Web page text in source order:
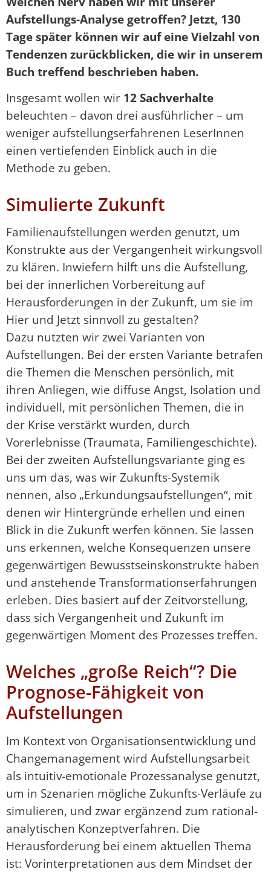
Aufstellungs-Analyse getroffen? Jetzt, 130
Tage später können wir auf eine Vielzahl von
Tendenzen zurückblicken, die wir in unserem
Buch treffend beschrieben haben.
Insgesamt wollen wir 12 Sachverhalte
beleuchten – davon drei ausführlicher – um
weniger aufstellungserfahrenen LeserInnen
einen vertiefenden Einblick auch in die
Methode zu geben.
Simulierte Zukunft
Familienaufstellungen werden genutzt, um
Konstrukte aus der Vergangenheit wirkungsvoll
zu klären. Inwiefern hilft uns die Aufstellung,
bei der innerlichen Vorbereitung auf
Herausforderungen in der Zukunft, um sie im
Hier und Jetzt sinnvoll zu gestalten?
Dazu nutzten wir zwei Varianten von
Aufstellungen. Bei der ersten Variante betrafen
die Themen die Menschen persönlich, mit
ihren Anliegen, wie diffuse Angst, Isolation und
individuell, mit persönlichen Themen, die in
der Krise verstärkt wurden, durch
Vorerlebnisse (Traumata, Familiengeschichte).
Bei der zweiten Aufstellungsvariante ging es
uns um das, was wir Zukunfts-Systemik
nennen, also „Erkundungsaufstellungen“, mit
denen wir Hintergründe erhellen und einen
Blick in die Zukunft werfen können. Sie lassen
uns erkennen, welche Konsequenzen unsere
gegenwärtigen Bewusstseinskonstrukte haben
und anstehende Transformationserfahrungen
erleben. Dies basiert auf der Zeitvorstellung,
dass sich Vergangenheit und Zukunft im
gegenwärtigen Moment des Prozesses treffen.
Welches „große Reich“? Die
Prognose-Fähigkeit von
Aufstellungen
Im Kontext von Organisationsentwicklung und
Changemanagement wird Aufstellungsarbeit
als intuitiv-emotionale Prozessanalyse genutzt,
um in Szenarien mögliche Zukunfts-Verläufe zu
simulieren, und zwar ergänzend zum rational-
analytischen Konzeptverfahren. Die
Herausforderung bei einem aktuellen Thema
ist: Vorinterpretationen aus dem Mindset der